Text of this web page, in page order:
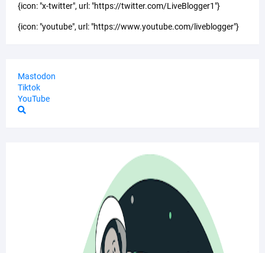
{icon: "x-twitter", url: "https://twitter.com/LiveBlogger1"}
{icon: "youtube", url: "https://www.youtube.com/liveblogger"}
Mastodon
Tiktok
YouTube